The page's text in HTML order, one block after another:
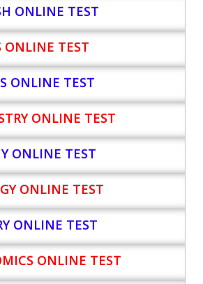
ONLINE TEST
ONLINE TEST
ONLINE TEST
ONLINE TEST
ONLINE TEST
ONLINE TEST
ONLINE TEST
ONLINE TEST